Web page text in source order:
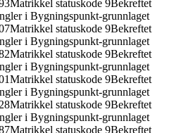
Matrikkel statuskode 9Bekreftet
i Bygningspunkt-grunnlaget
Matrikkel statuskode 9Bekreftet
i Bygningspunkt-grunnlaget
Matrikkel statuskode 9Bekreftet
i Bygningspunkt-grunnlaget
Matrikkel statuskode 9Bekreftet
i Bygningspunkt-grunnlaget
Matrikkel statuskode 9Bekreftet
i Bygningspunkt-grunnlaget
Matrikkel statuskode 9Bekreftet